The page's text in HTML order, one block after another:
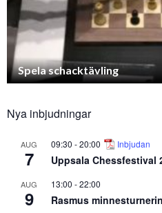
Spela schacktävling
Nya inbjudningar
AUG
7
09:30 -20:00 Inbjudan
Uppsala Chessfestival
AUG
9
13:00 -22:00
Rasmus